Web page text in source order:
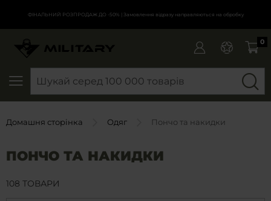
ФІНАЛЬНИЙ РОЗПРОДАЖ ДО -50% | Замовлення відразу направляються на обробку
SEARCH
0
Домашня сторінка Одяг Пончо та накидки
ПОНЧО ТА НАКИДКИ
108 ТОВАРИ